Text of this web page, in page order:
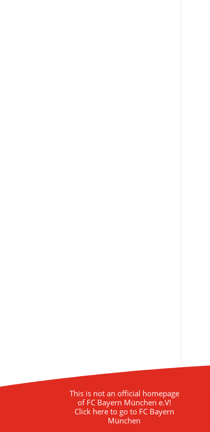
This is not an official homepage
of FC Bayern München e.V!
Click here to go to FC Bayern
München